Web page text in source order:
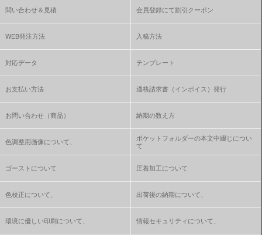
問い合わせ＆見積 会員登録にて割引クーポン
WEB発注方法 入稿方法
対応データ テンプレート
お支払い方法 適格請求書（インボイス）発行
お問い合わせ（商品） 納期の数え方
色調整用画像について、
ポケットフォルダーの本文中綴じについ
て
ゴーストについて 圧着加工について
色校正について、 出荷後の納期について、
環境に優しい印刷について、 情報セキュリティについて、